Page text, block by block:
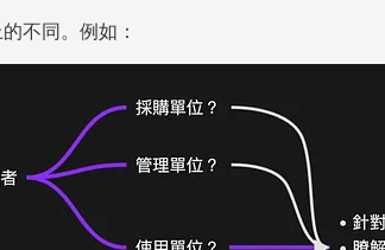
不同。例如：